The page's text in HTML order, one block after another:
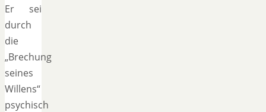
Er sei
durch
die
„Brechung
seines
Willens“
psychisch